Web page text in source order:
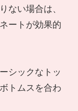
ない場合は、
ートが効果的
シックなトッ
トムスを合わ